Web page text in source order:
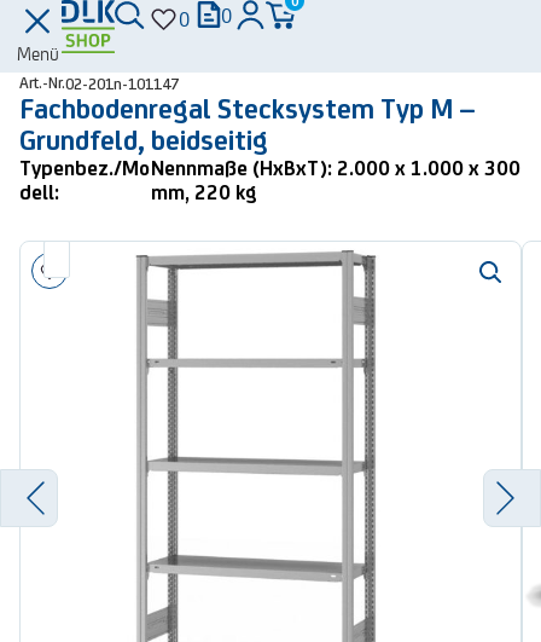
Menü
0 0
Art.-Nr.02-201n-101147
Fachbodenregal Stecksystem Typ M –
Grundfeld, beidseitig
Typenbez./Mo
dell:
Nennmaße (HxBxT): 2.000 x 1.000 x 300
mm, 220 kg